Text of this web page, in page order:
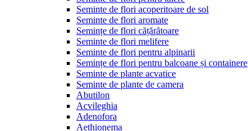
Seminte de flori acoperitoare de sol
Seminte de flori aromate
Semințe de flori cățărătoare
Seminte de flori melifere
Seminte de flori pentru alpinarii
Semințe de flori pentru balcoane și containere
Seminte de plante acvatice
Seminte de plante de camera
Abutilon
Acvileghia
Adenofora
Aethionema